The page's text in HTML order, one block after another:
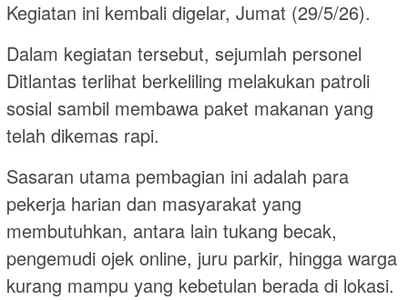
Kegiatan ini kembali digelar, Jumat (29/5/26).
Dalam kegiatan tersebut, sejumlah personel
Ditlantas terlihat berkeliling melakukan patroli
sosial sambil membawa paket makanan yang
telah dikemas rapi.
Sasaran utama pembagian ini adalah para
pekerja harian dan masyarakat yang
membutuhkan, antara lain tukang becak,
pengemudi ojek online, juru parkir, hingga warga
kurang mampu yang kebetulan berada di lokasi.